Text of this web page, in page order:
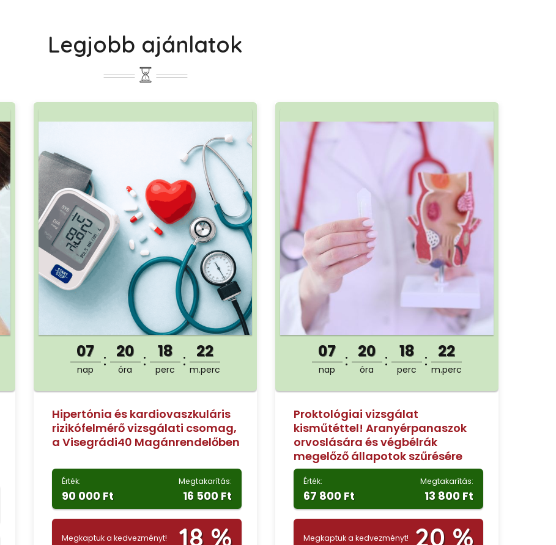
Legjobb ajánlatok
07
nap
20
óra
18
perc
21
m.perc
Hipertónia és kardiovaszkuláris
rizikófelmérő vizsgálati csomag,
a Visegrádi40 Magánrendelőben
Érték:
90 000 Ft
Megtakarítás:
16 500 Ft
Megkaptuk a kedvezményt! 18 %
07
nap
20
óra
18
perc
21
m.perc
Proktológiai vizsgálat
kisműtéttel! Aranyérpanaszok
orvoslására és végbélrák
megelőző állapotok szűrésére
Érték:
67 800 Ft
Megtakarítás:
13 800 Ft
Megkaptuk a kedvezményt! 20 %